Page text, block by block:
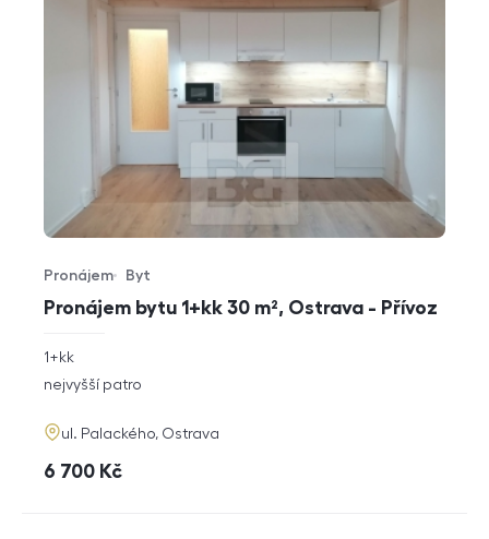
Pronájem bytu 1+kk 30 m², Ostrava - Přívoz
Typ nabídky
Pronájem
Typ nemovitosti
Byt
rozměry
dispozice
1+kk
funkce
nejvyšší patro
adresa
ul. Palackého, Ostrava
cena
6 700 Kč